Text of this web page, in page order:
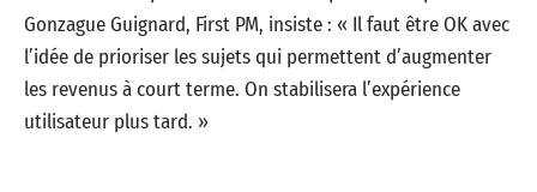
Gonzague Guignard, First PM, insiste : « Il faut être OK avec
l’idée de prioriser les sujets qui permettent d’augmenter
les revenus à court terme. On stabilisera l’expérience
utilisateur plus tard. »